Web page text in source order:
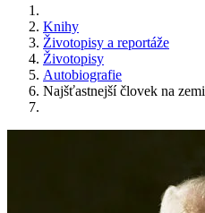
Knihy
Životopisy a reportáže
Životopisy
Autobiografie
Najšťastnejší človek na zemi